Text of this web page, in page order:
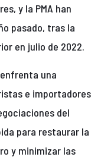
y la PMA han
pasado, tras la
en julio de 2022.
una
e importadores
del
para restaurar la
y minimizar las